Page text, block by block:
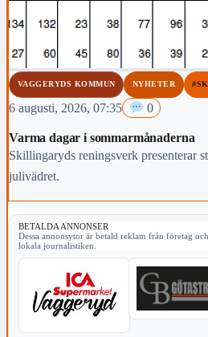
VAGGERYDS KOMMUN NYHETER
6 augusti, 2026, 07:35 0
Varma dagar i sommarmånaderna
Skillingaryds reningsverk presenterar
julivädret.
BETALDA ANNONSER
Dessa annonsytor är betald reklam från företag
lokala journalistiken.